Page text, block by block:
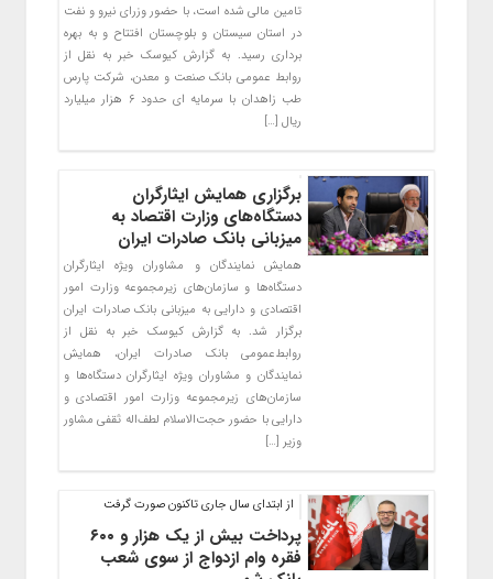
تامین مالی شده است، با حضور وزرای نیرو و نفت
در استان سیستان و بلوچستان افتتاح و به بهره
برداری رسید. به گزارش کیوسک خبر به نقل از
روابط عمومی بانک صنعت و معدن، شرکت پارس
طب زاهدان با سرمایه ای حدود ۶ هزار میلیارد
ریال […]
برگزاری همایش ایثارگران
دستگاه‌های وزارت اقتصاد به
میزبانی بانک صادرات ایران
​همایش نمایندگان و مشاوران ویژه ایثارگران
دستگاه‌ها و سازمان‌های زیرمجموعه وزارت امور
اقتصادی و دارایی به میزبانی بانک صادرات ایران
برگزار شد. به گزارش کیوسک خبر به نقل از
روابط‌عمومی بانک صادرات ایران، همایش
نمایندگان و مشاوران ویژه ایثارگران دستگاه‌ها و
سازمان‌های زیرمجموعه وزارت امور اقتصادی و
دارایی با حضور حجت‌الاسلام لطف‌اله ثقفی مشاور
وزیر […]
از ابتدای سال جاری تاکنون صورت گرفت
پرداخت بیش از یک هزار و ۶۰۰
فقره وام ازدواج از سوی شعب